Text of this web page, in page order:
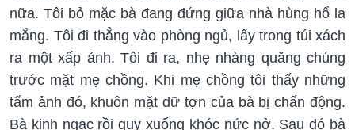
nữa. Tôi bỏ mặc bà đang đứng giữa nhà hùng hổ la
mắng. Tôi đi thẳng vào phòng ngủ, lấy trong túi xách
ra một xấp ảnh. Tôi đi ra, nhẹ nhàng quăng chúng
trước mặt mẹ chồng. Khi mẹ chồng tôi thấy những
tấm ảnh đó, khuôn mặt dữ tợn của bà bị chấn động.
Bà kinh ngạc rồi quỵ xuống khóc nức nở. Sau đó bà